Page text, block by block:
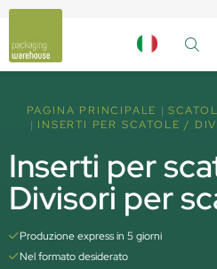
PAGINA PRINCIPALE
INSERTI PER SCATOLE /
Inserti per
Divisori per
Produzione express in 5 giorni
Nel formato desiderato